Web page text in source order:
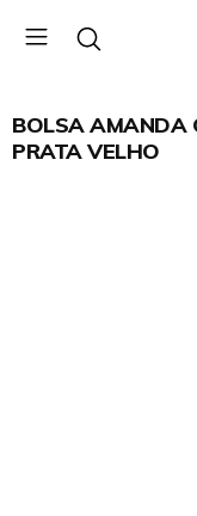
BOLSA AMANDA
PRATA VELHO